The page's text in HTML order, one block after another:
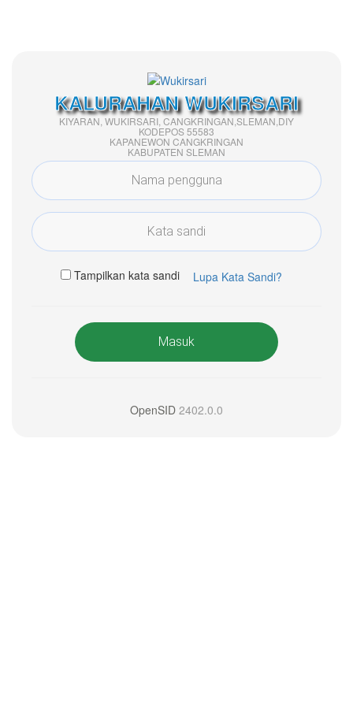
KALURAHAN WUKIRSARI
KIYARAN, WUKIRSARI, CANGKRINGAN,SLEMAN,DIY
KODEPOS 55583
KAPANEWON CANGKRINGAN
KABUPATEN SLEMAN
Tampilkan kata sandi Lupa Kata Sandi?
Masuk
OpenSID 2402.0.0